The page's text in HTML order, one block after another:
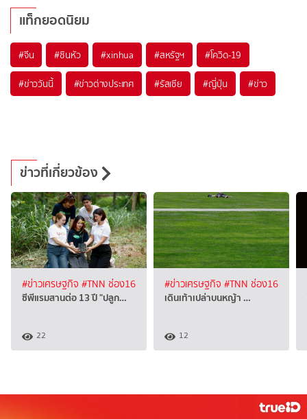
แท็กยอดนิยม
#จีน #ซินหัว #xinhua #สหรัฐฯ #โควิด-19
#ข่าววันนี้ #ข่าวต่างประเทศ #รัสเซีย #ญี่ปุ่น #ข่าว
ข่าวที่เกี่ยวข้อง
#ข่าวเศรษฐกิจ #TNN ช่อง16
ซีพีแรมสานต่อ 13 ปี "ปลูก…
22
#ข่าวเศรษฐกิจ #TNN ช่อง16
เดินเท้าเปล่าบนหญ้า …
12